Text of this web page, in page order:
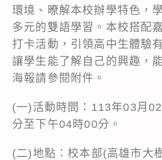
環境、暸解本校辦學特色，
多元的雙語學習。本校搭配
打卡活動，引領高中生體驗
讓學生能了解自己的興趣，
海報請參閱附件。
(一)活動時間：113年03月
分至下午04時00分。
(二)地點：校本部(高雄市大